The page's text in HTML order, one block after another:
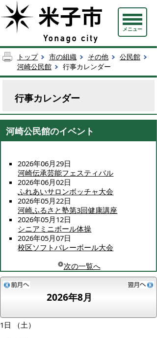
メニュー
トップ 市の組織 その他
公民館
河崎公民館
行事カレンダー
行事カレンダー
河崎公民館のイベント
2026年06月29日
河崎伝承芸能フェスティバル
2026年06月02日
ふれあいサロンボッチャ大会
2026年05月22日
河崎ふるさと塾第3回健康講座
2026年05月12日
シニアミニボール体操
2026年05月07日
校区ソフトバレーボール大会
次の一覧へ
2026年8月
1日
（土）